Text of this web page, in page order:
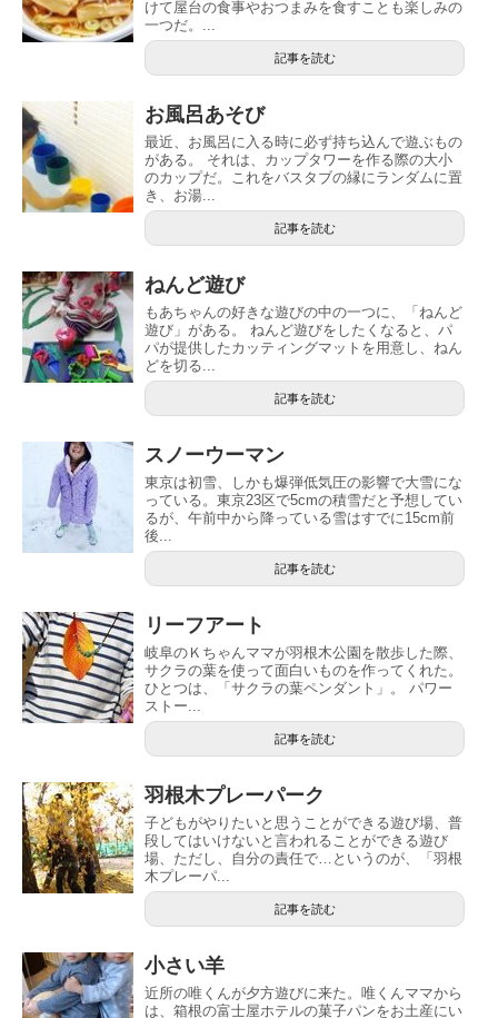
けて屋台の食事やおつまみを食すことも楽しみの
一つだ。...
記事を読む
お風呂あそび
最近、お風呂に入る時に必ず持ち込んで遊ぶもの
がある。 それは、カップタワーを作る際の大小
のカップだ。これをバスタブの縁にランダムに置
き、お湯...
記事を読む
ねんど遊び
もあちゃんの好きな遊びの中の一つに、「ねんど
遊び」がある。 ねんど遊びをしたくなると、パ
パが提供したカッティングマットを用意し、ねん
どを切る...
記事を読む
スノーウーマン
東京は初雪、しかも爆弾低気圧の影響で大雪にな
っている。東京23区で5cmの積雪だと予想してい
るが、午前中から降っている雪はすでに15cm前
後...
記事を読む
リーフアート
岐阜のＫちゃんママが羽根木公園を散歩した際、
サクラの葉を使って面白いものを作ってくれた。
ひとつは、「サクラの葉ペンダント」。 パワー
ストー...
記事を読む
羽根木プレーパーク
子どもがやりたいと思うことができる遊び場、普
段してはいけないと言われることができる遊び
場、ただし、自分の責任で…というのが、「羽根
木プレーパ...
記事を読む
小さい羊
近所の唯くんが夕方遊びに来た。唯くんママから
は、箱根の富士屋ホテルの菓子パンをお土産にい